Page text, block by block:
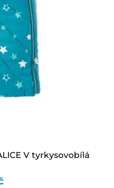
V tyrkysovobílá